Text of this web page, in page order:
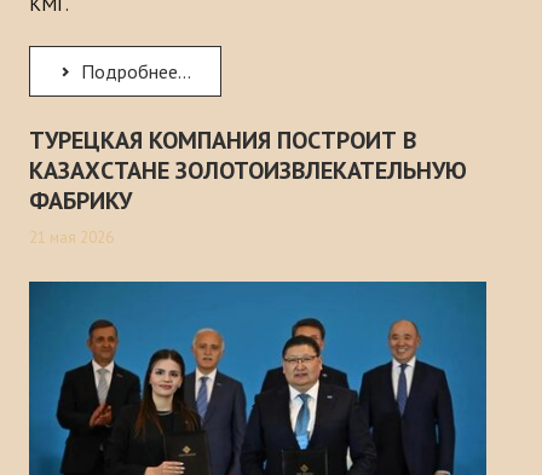
Азербайджан
Туркменистан
Публикации
Информационные бюллетени
Доклады
Книги
Анализ Центра Стратегического исследования Тюркского Мира
ПРОЕКТЫ
Подробнее...
ТУРЕЦКАЯ КОМПАНИЯ ПОСТРОИТ В
КАЗАХСТАНЕ ЗОЛОТОИЗВЛЕКАТЕЛЬНУЮ
ФАБРИКУ
21 мая 2026